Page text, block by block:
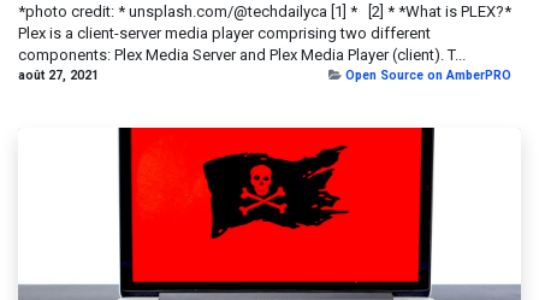
*photo credit: * unsplash.com/@techdailyca [1] * [2] * *What is PLEX?*
Plex is a client-server media player comprising two different
components: Plex Media Server and Plex Media Player (client). T...
août 27, 2021 Open Source on AmberPRO